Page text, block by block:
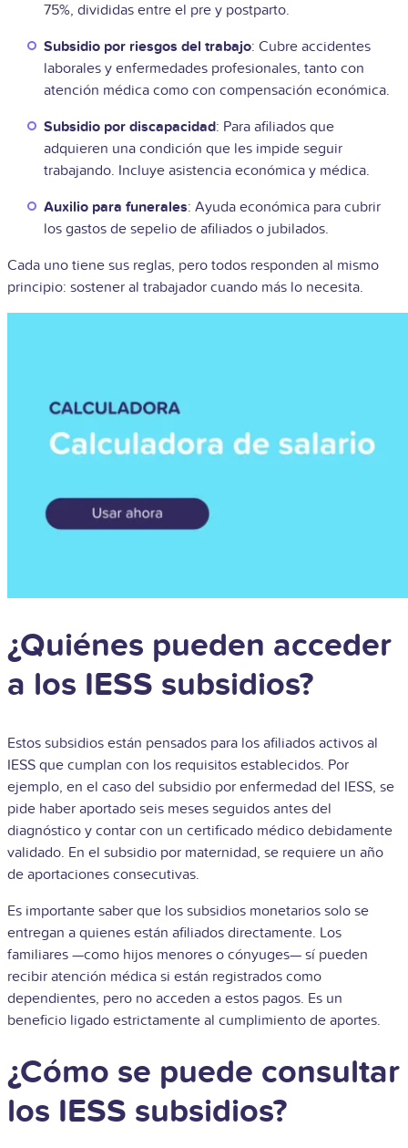
75%, divididas entre el pre y postparto.
Subsidio por riesgos del trabajo: Cubre accidentes
laborales y enfermedades profesionales, tanto con
atención médica como con compensación económica.
Subsidio por discapacidad: Para afiliados que
adquieren una condición que les impide seguir
trabajando. Incluye asistencia económica y médica.
Auxilio para funerales: Ayuda económica para cubrir
los gastos de sepelio de afiliados o jubilados.
Cada uno tiene sus reglas, pero todos responden al mismo
principio: sostener al trabajador cuando más lo necesita.
¿Quiénes pueden acceder
a los IESS subsidios?
Estos subsidios están pensados para los afiliados activos al
IESS que cumplan con los requisitos establecidos. Por
ejemplo, en el caso del subsidio por enfermedad del IESS, se
pide haber aportado seis meses seguidos antes del
diagnóstico y contar con un certificado médico debidamente
validado. En el subsidio por maternidad, se requiere un año
de aportaciones consecutivas.
Es importante saber que los subsidios monetarios solo se
entregan a quienes están afiliados directamente. Los
familiares —como hijos menores o cónyuges— sí pueden
recibir atención médica si están registrados como
dependientes, pero no acceden a estos pagos. Es un
beneficio ligado estrictamente al cumplimiento de aportes.
¿Cómo se puede consultar
los IESS subsidios?